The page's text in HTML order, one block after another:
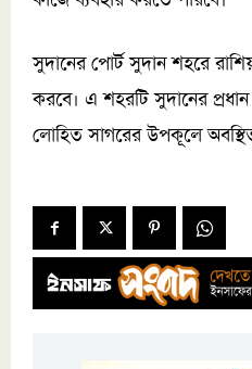
সুদানের পোর্ট সুদান শহরে
করবে। এ শহরটি সুদানের প্রধান
লোহিত সাগরের উপকূলে